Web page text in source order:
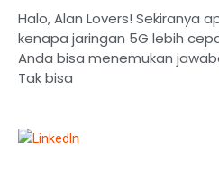
Halo, Alan Lovers! Sekiranya
kenapa jaringan 5G lebih
Anda bisa menemukan
Tak bisa